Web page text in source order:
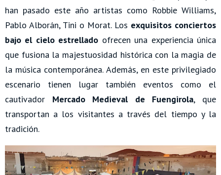
han pasado este año artistas como Robbie Williams,
Pablo Alborán, Tini o Morat. Los exquisitos conciertos
bajo el cielo estrellado ofrecen una experiencia única
que fusiona la majestuosidad histórica con la magia de
la música contemporánea. Además, en este privilegiado
escenario tienen lugar también eventos como el
cautivador Mercado Medieval de Fuengirola, que
transportan a los visitantes a través del tiempo y la
tradición.